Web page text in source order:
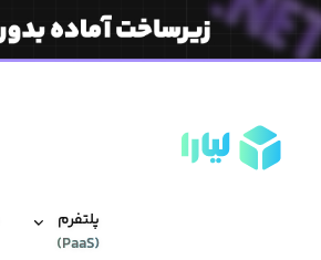
پلتفرم
(
PaaS
)